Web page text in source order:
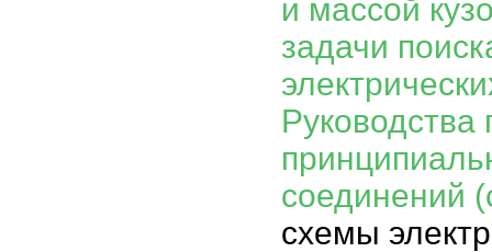
и массой
задачи
соединений
схемы